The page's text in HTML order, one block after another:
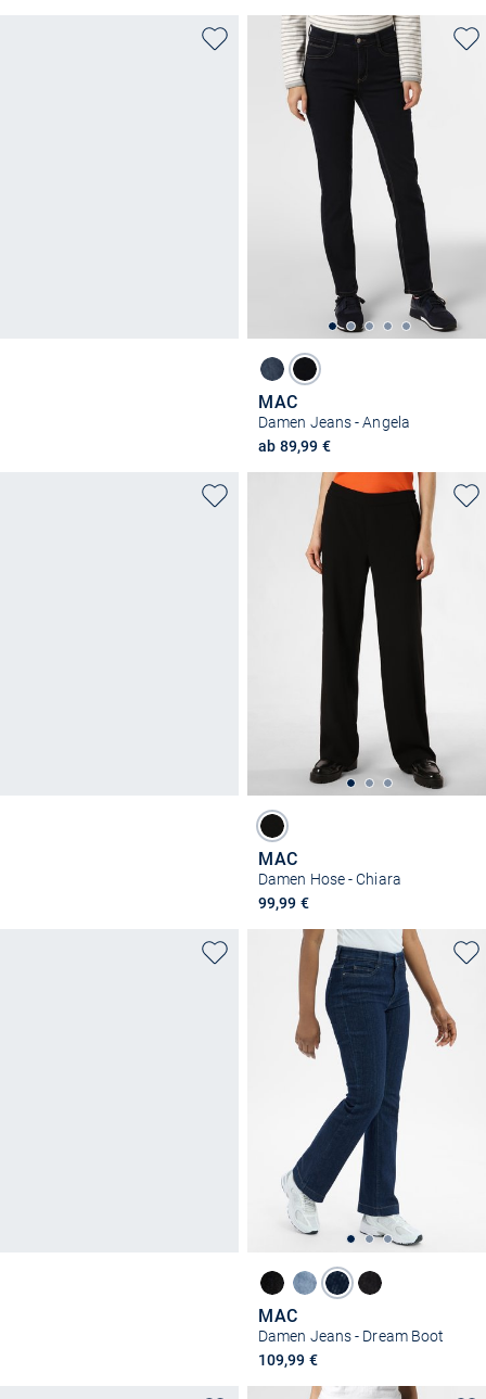
MAC
Damen Jeans - Angela
ab 89,99 €
MAC
Damen Hose - Chiara
99,99 €
MAC
Damen Jeans - Dream Boot
109,99 €